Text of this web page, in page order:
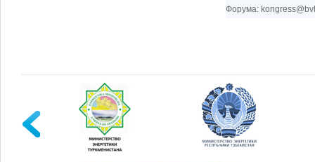
Форума: kongress